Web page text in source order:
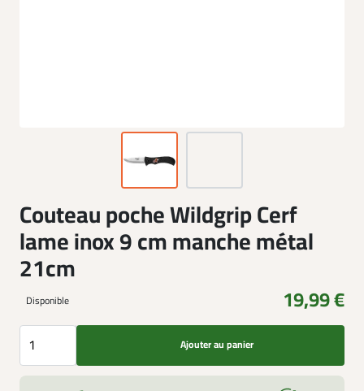
Couteau poche Wildgrip Cerf
lame inox 9 cm manche métal
21cm
Disponible 19,99 €
Ajouter au panier